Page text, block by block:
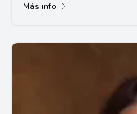
Más info